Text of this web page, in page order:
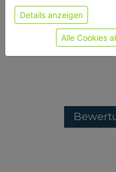
sie unsere Webseite
Einwilligung zu
Weitere
Datenschutzerklärung
Details anzeigen
Alle Cookies